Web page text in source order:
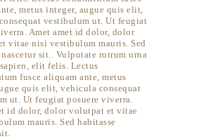
metus integer, augue quis elit,
vestibulum ut. Ut feugiat
Amet amet id dolor, dolor
vitae nisi vestibulum mauris. Sed
nascetur sit.. Vulputate rutrum urna
elit felis. Lectus
fusce aliquam ante, metus
quis elit, vehicula consequat
ut. Ut feugiat posuere viverra.
id dolor, dolor volutpat et vitae
mauris. Sed habitasse